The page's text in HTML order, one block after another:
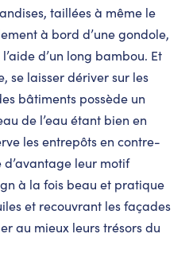
taillées à même le
à bord d’une gondole,
d’un long bambou. Et
se laisser dériver sur les
bâtiments possède un
de l’eau étant bien en
les entrepôts en contre-
leur motif
à la fois beau et pratique
et recouvrant les façades
au mieux leurs trésors du